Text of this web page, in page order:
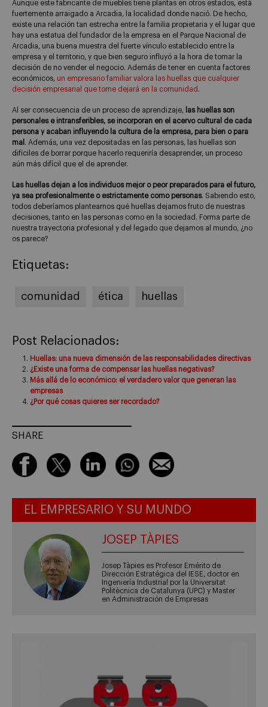
Aunque este fabricante de muebles tiene plantas en otros estados, está
fuertemente arraigado a Arcadia, la localidad donde nació. De hecho,
existe una relación tan estrecha entre la familia propietaria y el lugar que
hay una estatua del fundador de la empresa en el Parque Nacional de
Arcadia, una buena muestra del fuerte vínculo establecido entre la
empresa y el territorio, y que bien seguro influyó a la hora de tomar la
decisión de no vender el negocio. Además de tener en cuenta factores
económicos, un empresario familiar valora las huellas que cualquier
decisión empresarial que tome dejará en la comunidad .
Al ser consecuencia de un proceso de aprendizaje,
las huellas son
personales e intransferibles, se incorporan en el acervo cultural de cada
persona y acaban influyendo la cultura de la empresa, para bien o para
mal . Además, una vez depositadas en las personas, las huellas son
difíciles de borrar porque hacerlo requeriría desaprender, un proceso
aún más difícil que el de aprender.
Las huellas dejan a los individuos mejor o peor preparados para el futuro,
ya sea profesionalmente o estrictamente como personas. Sabiendo esto,
todos deberíamos plantearnos qué huellas dejamos fruto de nuestras
decisiones, tanto en las personas como en la sociedad. Forma parte de
nuestra trayectoria profesional y del legado que dejamos al mundo, ¿no
os parece?
Etiquetas:
comunidad ética huellas
Post Relacionados:
Huellas: una nueva dimensión de las responsabilidades directivas
¿Existe una forma de compensar las huellas negativas?
Más allá de lo económico: el verdadero valor que generan las
empresas
¿Por qué cosas quieres ser recordado?
SHARE
EL EMPRESARIO Y SU MUNDO
JOSEP TÀPIES
Josep Tàpies es Profesor Emérito de
Dirección Estratégica del IESE, doctor en
Ingeniería Industrial por la Universitat
Politècnica de Catalunya (UPC) y Master
en Administración de Empresas